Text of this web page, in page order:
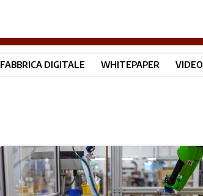
FABBRICA DIGITALE WHITEPAPER VIDEO